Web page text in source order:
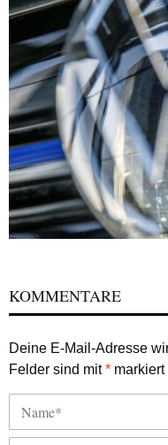
KOMMENTARE
Deine E-Mail-Adresse
Felder sind mit* markiert